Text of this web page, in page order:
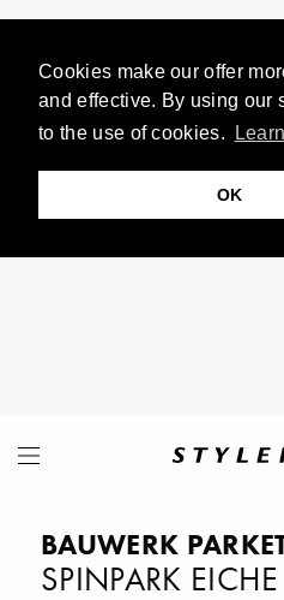
Cookies make our offer
and effective. By using our
to the use of cookies.
OK
BAUWERK
SPINPARK